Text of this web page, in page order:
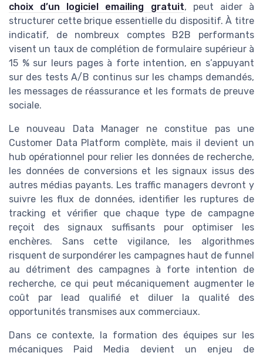
choix d’un logiciel emailing gratuit, peut aider à
structurer cette brique essentielle du dispositif. À titre
indicatif, de nombreux comptes B2B performants
visent un taux de complétion de formulaire supérieur à
15 % sur leurs pages à forte intention, en s’appuyant
sur des tests A/B continus sur les champs demandés,
les messages de réassurance et les formats de preuve
sociale.
Le nouveau Data Manager ne constitue pas une
Customer Data Platform complète, mais il devient un
hub opérationnel pour relier les données de recherche,
les données de conversions et les signaux issus des
autres médias payants. Les traffic managers devront y
suivre les flux de données, identifier les ruptures de
tracking et vérifier que chaque type de campagne
reçoit des signaux suffisants pour optimiser les
enchères. Sans cette vigilance, les algorithmes
risquent de surpondérer les campagnes haut de funnel
au détriment des campagnes à forte intention de
recherche, ce qui peut mécaniquement augmenter le
coût par lead qualifié et diluer la qualité des
opportunités transmises aux commerciaux.
Dans ce contexte, la formation des équipes sur les
mécaniques Paid Media devient un enjeu de